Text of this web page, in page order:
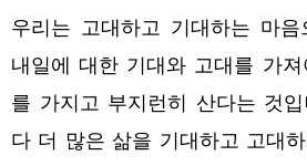
우리는 고대하고 기대하는 마
내일에 대한 기대와 고대를 가
를 가지고 부지런히 산다는 것입
다 더 많은 삶을 기대하고 고대